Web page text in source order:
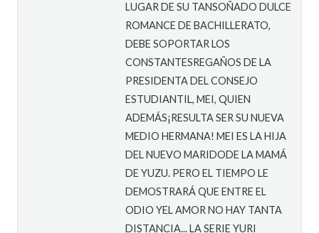
LUGAR DE SU TANSOÑADO DULCE
ROMANCE DE BACHILLERATO,
DEBE SOPORTAR LOS
CONSTANTESREGAÑOS DE LA
PRESIDENTA DEL CONSEJO
ESTUDIANTIL, MEI, QUIEN
ADEMÁS¡RESULTA SER SU NUEVA
MEDIO HERMANA! MEI ES LA HIJA
DEL NUEVO MARIDODE LA MAMÁ
DE YUZU. PERO EL TIEMPO LE
DEMOSTRARÁ QUE ENTRE EL
ODIO YEL AMOR NO HAY TANTA
DISTANCIA... LA SERIE YURI